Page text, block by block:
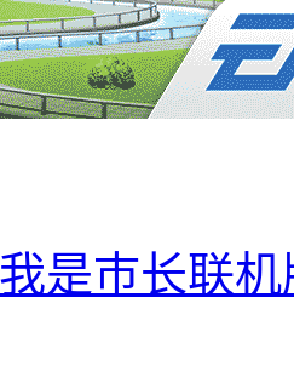
是巿长联机